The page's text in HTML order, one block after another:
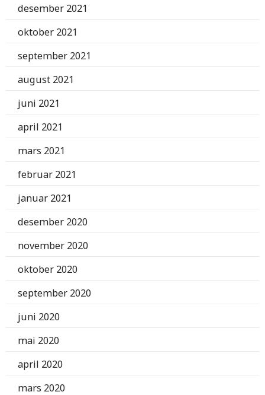
desember 2021
oktober 2021
september 2021
august 2021
juni 2021
april 2021
mars 2021
februar 2021
januar 2021
desember 2020
november 2020
oktober 2020
september 2020
juni 2020
mai 2020
april 2020
mars 2020